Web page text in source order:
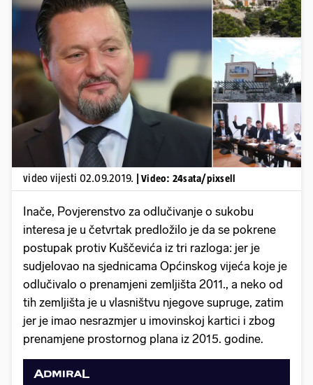
Pokretanje videa...
video vijesti 02.09.2019. | Video: 24sata/pixsell
Inače, Povjerenstvo za odlučivanje o sukobu
interesa je u četvrtak predložilo je da se pokrene
postupak protiv Kuščevića iz tri razloga: jer je
sudjelovao na sjednicama Općinskog vijeća koje je
odlučivalo o prenamjeni zemljišta 2011., a neko od
tih zemljišta je u vlasništvu njegove supruge, zatim
jer je imao nesrazmjer u imovinskoj kartici i zbog
prenamjene prostornog plana iz 2015. godine.